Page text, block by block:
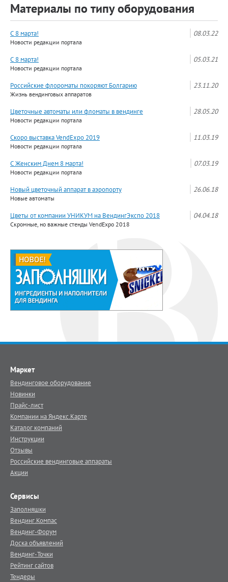
Материалы по типу оборудования
08.03.22
С 8 марта!
Новости редакции портала
05.03.21
С 8 марта!
Новости редакции портала
23.11.20
Российские флороматы покоряют Болгарию
Жизнь вендинговых аппаратов
28.05.20
Цветочные автоматы или фломаты в вендинге
Новости редакции портала
11.03.19
Скоро выставка VendExpo 2019
Новости редакции портала
07.03.19
С Женским Днем 8 марта!
Новости редакции портала
26.06.18
Новый цветочный аппарат в аэропорту
Новые автоматы
04.04.18
Цветы от компании УНИКУМ на ВендингЭкспо 2018
Скромные, но важные стенды VendExpo 2018
Маркет
Вендинговое оборудование
Новинки
Прайс-лист
Компании на Яндекс.Карте
Каталог компаний
Инструкции
Отзывы
Российские вендинговые аппараты
Акции
Сервисы
Заполняшки
Вендинг.Компас
Вендинг-Форум
Доска объявлений
Вендинг-Точки
Рейтинг сайтов
Тендеры